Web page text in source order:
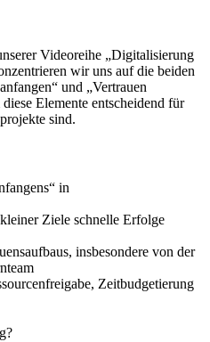
Videoreihe „Digitalisierung
wir uns auf die beiden
und „Vertrauen
Elemente entscheidend für
sind.
in
Ziele schnelle Erfolge
insbesondere von der
Zeitbudgetierung